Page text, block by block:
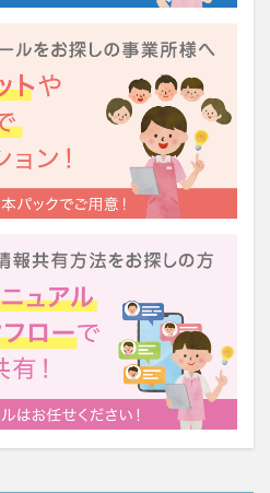
プレスリリース
アスタイル
ポケモン
スク
マズローの5段階欲求説
ム
ミヤビー宮の森
ね
ゆめのため
ススマイル
ーム
リンレイテープ
セプト請求
ロングヘアー
会
上着
人事評価
用
プラナス株式会社
ディフェンス
ド
タオル
ントマネジメント
チーム